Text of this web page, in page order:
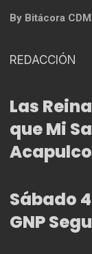
By Bitácora
REDACCIÓN
Las
que Mi
Acapulco
Sábado
GNP